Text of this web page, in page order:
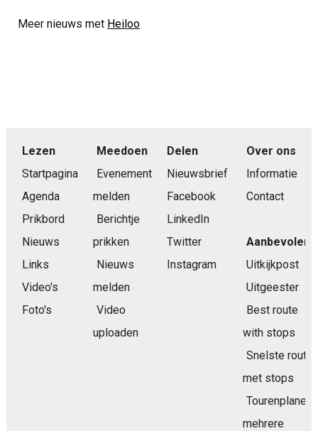
Meer nieuws met Heiloo
Lezen
Startpagina
Agenda
Prikbord
Nieuws
Links
Video's
Foto's
Meedoen
Evenement
melden
Berichtje
prikken
Nieuws
melden
Video
uploaden
Delen
Nieuwsbrief
Facebook
LinkedIn
Twitter
Instagram
Over ons
Informatie
Contact
Aanbevolen
Uitkijkpost
Uitgeester
Best route
with stops
Snelste route
met stops
Tourenplaner
mehrere